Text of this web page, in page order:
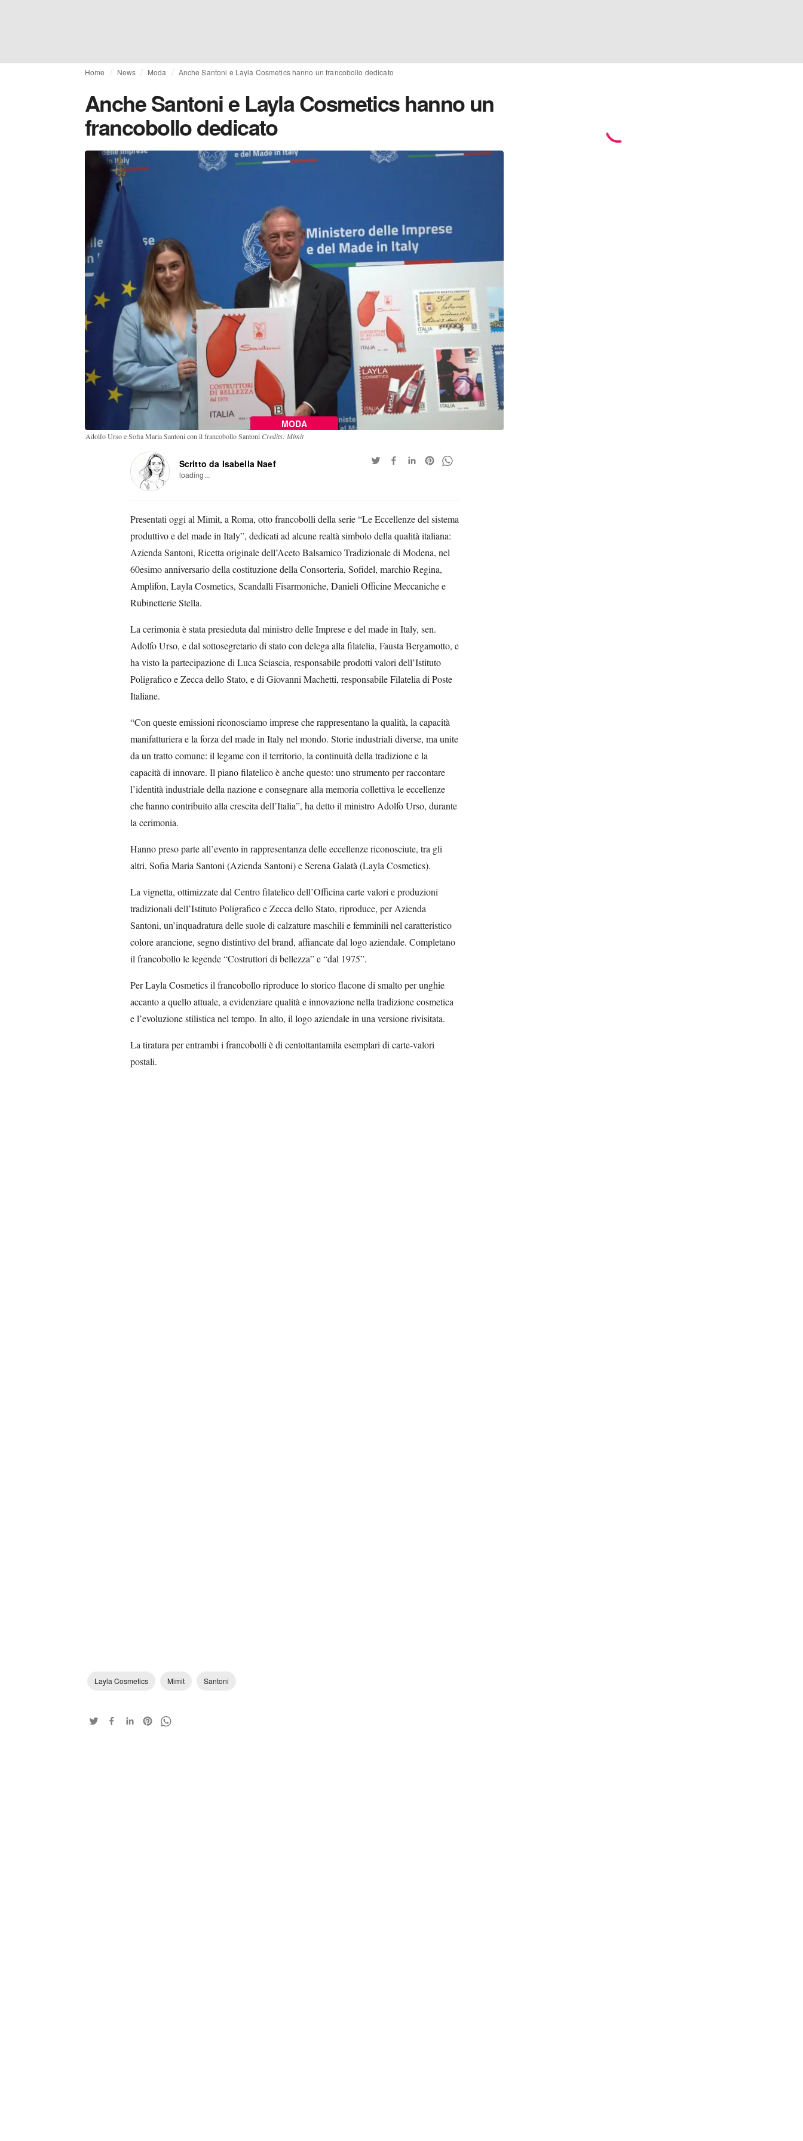
Home News Moda Anche Santoni e Layla Cosmetics hanno un francobollo dedicato
Anche Santoni e Layla Cosmetics hanno un
francobollo dedicato
MODA
Adolfo Urso e Sofia Maria Santoni con il francobollo Santoni Credits: Mimit
Scritto da Isabella Naef
loading...
Presentati oggi al Mimit, a Roma, otto francobolli della serie “Le Eccellenze del sistema
produttivo e del made in Italy”, dedicati ad alcune realtà simbolo della qualità italiana:
Azienda Santoni, Ricetta originale dell’Aceto Balsamico Tradizionale di Modena, nel
60esimo anniversario della costituzione della Consorteria, Sofidel, marchio Regina,
Amplifon, Layla Cosmetics, Scandalli Fisarmoniche, Danieli Officine Meccaniche e
Rubinetterie Stella.
La cerimonia è stata presieduta dal ministro delle Imprese e del made in Italy, sen.
Adolfo Urso, e dal sottosegretario di stato con delega alla filatelia, Fausta Bergamotto, e
ha visto la partecipazione di Luca Sciascia, responsabile prodotti valori dell’Istituto
Poligrafico e Zecca dello Stato, e di Giovanni Machetti, responsabile Filatelia di Poste
Italiane.
“Con queste emissioni riconosciamo imprese che rappresentano la qualità, la capacità
manifatturiera e la forza del made in Italy nel mondo. Storie industriali diverse, ma unite
da un tratto comune: il legame con il territorio, la continuità della tradizione e la
capacità di innovare. Il piano filatelico è anche questo: uno strumento per raccontare
l’identità industriale della nazione e consegnare alla memoria collettiva le eccellenze
che hanno contribuito alla crescita dell’Italia”, ha detto il ministro Adolfo Urso, durante
la cerimonia.
Hanno preso parte all’evento in rappresentanza delle eccellenze riconosciute, tra gli
altri, Sofia Maria Santoni (Azienda Santoni) e Serena Galatà (Layla Cosmetics).
La vignetta, ottimizzate dal Centro filatelico dell’Officina carte valori e produzioni
tradizionali dell’Istituto Poligrafico e Zecca dello Stato, riproduce, per Azienda
Santoni, un’inquadratura delle suole di calzature maschili e femminili nel caratteristico
colore arancione, segno distintivo del brand, affiancate dal logo aziendale. Completano
il francobollo le legende “Costruttori di bellezza” e “dal 1975”.
Per Layla Cosmetics il francobollo riproduce lo storico flacone di smalto per unghie
accanto a quello attuale, a evidenziare qualità e innovazione nella tradizione cosmetica
e l’evoluzione stilistica nel tempo. In alto, il logo aziendale in una versione rivisitata.
La tiratura per entrambi i francobolli è di centottantamila esemplari di carte-valori
postali.
Layla Cosmetics Mimit Santoni